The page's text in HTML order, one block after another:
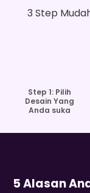
3 Step
Step 1: Pilih
Desain Yang
Anda suka
5 Alasan